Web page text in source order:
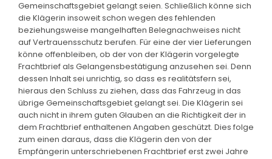
Gemeinschaftsgebiet gelangt seien. Schließlich könne sich
die Klägerin insoweit schon wegen des fehlenden
beziehungsweise mangelhaften Belegnachweises nicht
auf Vertrauensschutz berufen. Für eine der vier Lieferungen
könne offenbleiben, ob der von der Klägerin vorgelegte
Frachtbrief als Gelangensbestätigung anzusehen sei. Denn
dessen Inhalt sei unrichtig, so dass es realitätsfern sei,
hieraus den Schluss zu ziehen, dass das Fahrzeug in das
übrige Gemeinschaftsgebiet gelangt sei. Die Klägerin sei
auch nicht in ihrem guten Glauben an die Richtigkeit der in
dem Frachtbrief enthaltenen Angaben geschützt. Dies folge
zum einen daraus, dass die Klägerin den von der
Empfängerin unterschriebenen Frachtbrief erst zwei Jahre